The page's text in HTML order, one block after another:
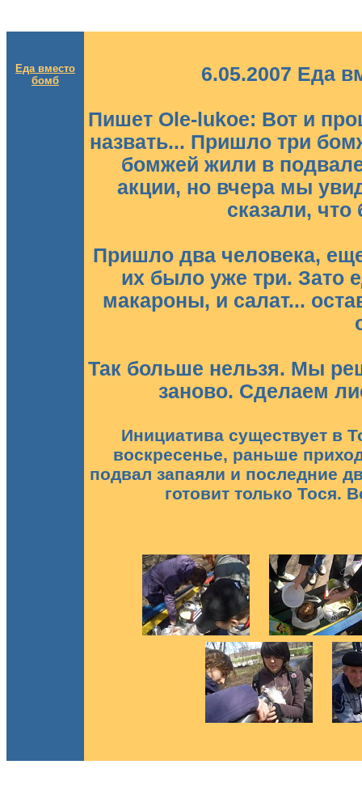
Еда вместо
бомб
6.05.2007 Еда
Пишет Ole-lukoe: Вот и
назвать... Пришло три
бомжей жили в
акции, но вчера мы
сказали,
Пришло два человека,
их было уже три. Зато
макароны, и салат...
Так больше нельзя. Мы
заново. Сделаем
Инициатива существует в
воскресенье, раньше
подвал запаяли и последние
готовит только Тося.